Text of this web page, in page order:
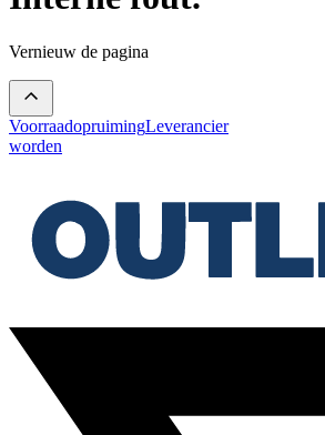
Vernieuw de pagina
VoorraadopruimingLeverancier
worden